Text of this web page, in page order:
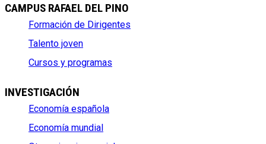
CAMPUS RAFAEL DEL PINO
Formación de Dirigentes
Talento joven
Cursos y programas
INVESTIGACIÓN
Economía española
Economía mundial